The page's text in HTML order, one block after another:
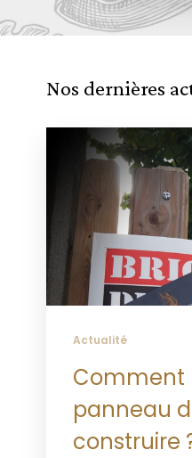
Nos dernières
Actualité
Comment
panneau
construire